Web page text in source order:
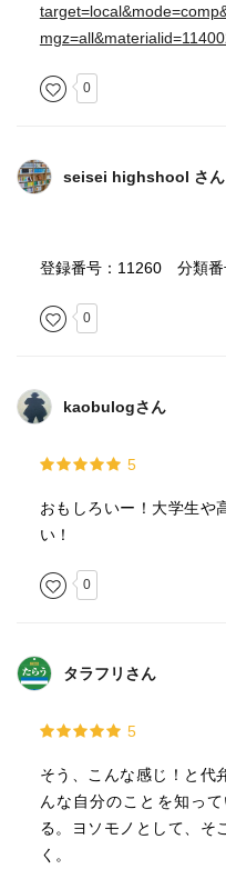
0
seisei highshool さん
登録番号：11260 分類番
0
kaobulogさん
5
おもしろいー！大学生や
い！
0
タラフリさん
5
そう、こんな感じ！と代
んな自分のことを知っ
る。ヨソモノとして、そ
く。